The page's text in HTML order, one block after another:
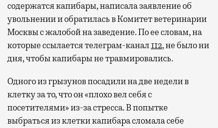
содержатся капибары, написала заявление об
увольнении и обратилась в Комитет ветеринарии
Москвы с жалобой на заведение. По ее словам, на
которые ссылается телеграм-канал112, не было ни
дня, чтобы капибары не травмировались.
Одного из грызунов посадили на две недели в
клетку за то, что он «плохо вел себя с
посетителями» из-за стресса. В попытке
выбраться из клетки капибара сломала себе